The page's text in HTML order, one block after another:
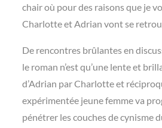
chair où pour des raisons que je
Charlotte et Adrian vont se
De rencontres brûlantes en
le roman n’est qu’une lente et
d’Adrian par Charlotte et
expérimentée jeune femme va
pénétrer les couches de cynisme